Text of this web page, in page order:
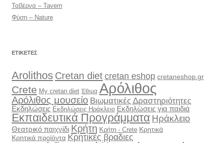
Ταβέρνα – Tavern
Φύση – Nature
ΕΤΙΚΈΤΕΣ
Arolithos Cretan dietcretan eshop cretaneshop.gr
Crete My cretan diet Έθιμα Αρόλιθος
Αρόλιθος μουσείο Βιωματικές Δραστηριότητες
Εκδηλώσεις Εκδηλώσεις Ηράκλειο Εκδηλώσεις για παιδιά
Εκπαιδευτικά Προγράμματα Ηράκλειο
Θεατρικό παιχνίδι Κρήτη Κρήτη - Crete Κρητικά
Κρητικά προϊόντα Κρητικές βραδιες